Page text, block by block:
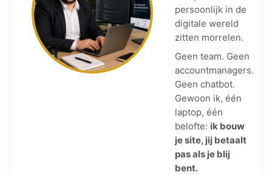
persoonlijk in de
digitale wereld
zitten morrelen.
Geen team. Geen
accountmanagers.
Geen chatbot.
Gewoon ik, één
laptop, één
belofte: ik bouw
je site, jij betaalt
pas als je blij
bent.